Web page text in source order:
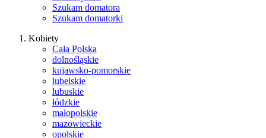
Szukam domatora
Szukam domatorki
Kobiety
Cała Polska
dolnośląskie
kujawsko-pomorskie
lubelskie
lubuskie
łódzkie
małopolskie
mazowieckie
opolskie